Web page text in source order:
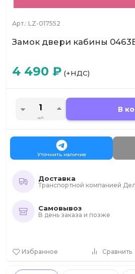
Арт.: LZ-017552
Замок двери кабины
Избранное Сравнить
4 490 ₽ (+НДС)
шт.
В
Уточнить наличие
Доставка
Транспортной компанией
Самовывоз
В день заказа и позже